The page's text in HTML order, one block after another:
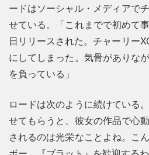
ードはソーシャル・メディアで
せている。「これまでで初めて
日リリースされた。チャーリー
にしてしまった。気骨がありな
を負っている」
ロードは次のように続けている
せてもらうと、彼女の作品で心
されるのは光栄なことよね。こ